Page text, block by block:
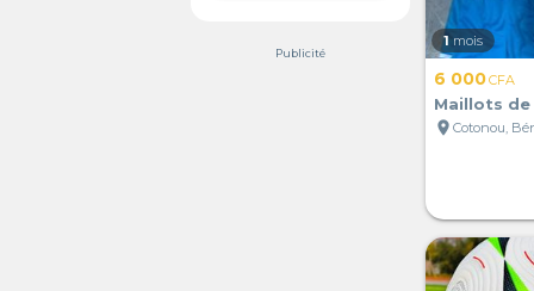
Publicité
1 mois
6 000CFA
Maillots
location_on Cotonou,